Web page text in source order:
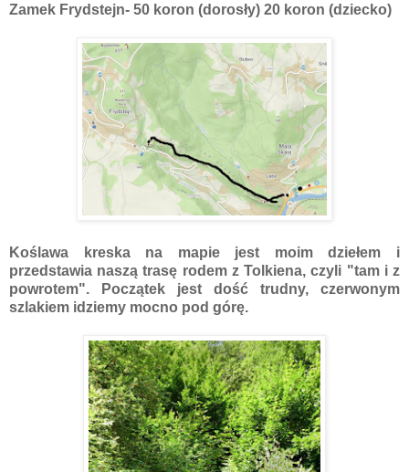
Zamek Frydstejn- 50 koron (dorosły) 20 koron (dziecko)
Koślawa kreska na mapie jest moim dziełem i
przedstawia naszą trasę rodem z Tolkiena, czyli "tam i z
powrotem". Początek jest dość trudny, czerwonym
szlakiem idziemy mocno pod górę.